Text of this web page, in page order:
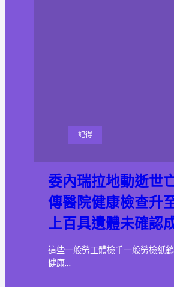
記得
委內瑞拉地動逝世
傳醫院健康檢查升
上百具遺體未確認
這些一般勞工體檢千一般勞檢紙
健康…